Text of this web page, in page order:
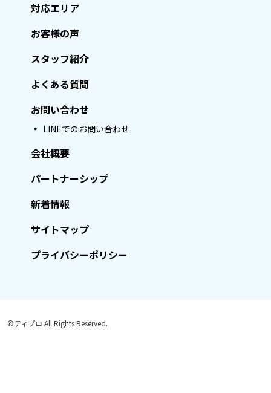
対応エリア
お客様の声
スタッフ紹介
よくある質問
お問い合わせ
LINEでのお問い合わせ
会社概要
パートナーシップ
新着情報
サイトマップ
プライバシーポリシー
©ティプロ All Rights Reserved.